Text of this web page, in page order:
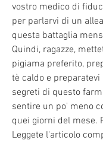
vostro medico di
per parlarvi di un
questa battaglia
Quindi, ragazze,
pigiama preferito,
tè caldo e
segreti di questo
sentire un po' meno
quei giorni del mese.
Leggete l'articolo